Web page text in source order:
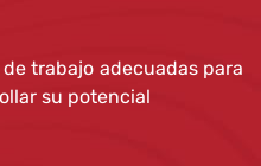
trabajo adecuadas para
su potencial